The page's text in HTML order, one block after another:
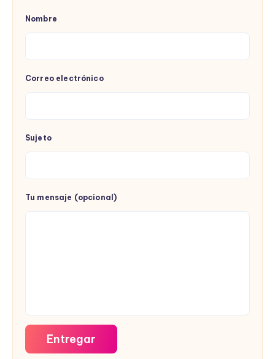
Nombre
Correo electrónico
Sujeto
Tu mensaje (opcional)